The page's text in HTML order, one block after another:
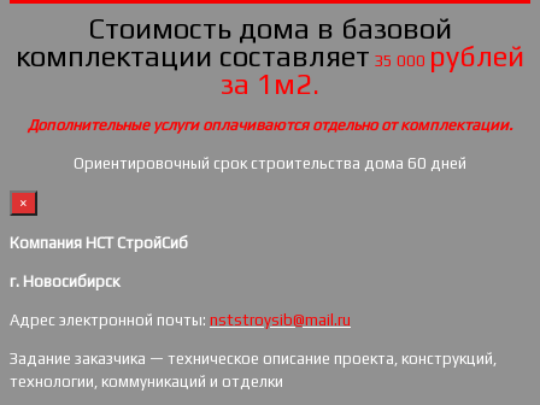
Стоимость дома в базовой
комплектации составляет 35 000 рублей
за 1м2.
Дополнительные услуги оплачиваются отдельно от комплектации.
Ориентировочный срок строительства дома 60 дней
×
Компания НСТ СтройСиб
г. Новосибирск
Адрес электронной почты: nststroysib@mail.ru
Задание заказчика — техническое описание проекта, конструкций,
технологии, коммуникаций и отделки